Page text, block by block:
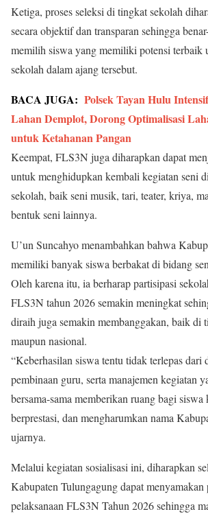
Ketiga, proses seleksi di tingkat sekolah
secara objektif dan transparan sehingga
memilih siswa yang memiliki potensi terbaik
sekolah dalam ajang tersebut.
BACA JUGA: Polsek Tayan Hulu
Lahan Demplot, Dorong Optimalisasi
untuk Ketahanan Pangan
Keempat, FLS3N juga diharapkan dapat
untuk menghidupkan kembali kegiatan seni
sekolah, baik seni musik, tari, teater, kriya,
bentuk seni lainnya.
U’un Suncahyo menambahkan bahwa
memiliki banyak siswa berbakat di bidang
Oleh karena itu, ia berharap partisipasi
FLS3N tahun 2026 semakin meningkat
diraih juga semakin membanggakan, baik di
maupun nasional.
“Keberhasilan siswa tentu tidak terlepas dari
pembinaan guru, serta manajemen kegiatan
bersama-sama memberikan ruang bagi
berprestasi, dan mengharumkan nama
ujarnya.
Melalui kegiatan sosialisasi ini, diharapkan
Kabupaten Tulungagung dapat menyamakan
pelaksanaan FLS3N Tahun 2026 sehingga